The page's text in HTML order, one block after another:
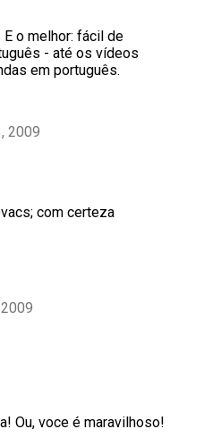
o melhor: fácil de
- até os vídeos
em português.
2009
com certeza
Ou, voce é maravilhoso!